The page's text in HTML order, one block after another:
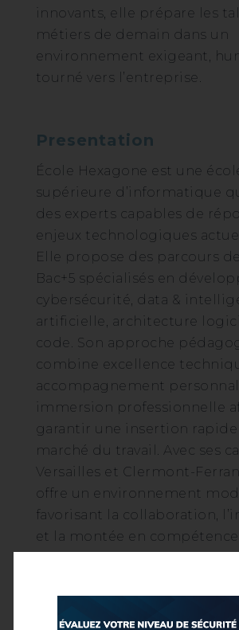
innovants, elle prépare les
métiers de demain dans un
environnement exigeant,
tourné vers l’entreprise.
Presentation
École Hexagone est une
supérieure d’informatique
des experts capables de
enjeux technologiques
Elle propose des parcours de
Bac+5 spécialisés en
cybersécurité, data &
artificielle, architecture
code. Son approche
combine excellence
accompagnement
immersion professionnelle
garantir une insertion rapide
marché du travail. Avec ses
Versailles et Clermont-
offre un environnement
favorisant la collaboration,
et la montée en
d’employabilité, l’École
prépare ses étudiants à